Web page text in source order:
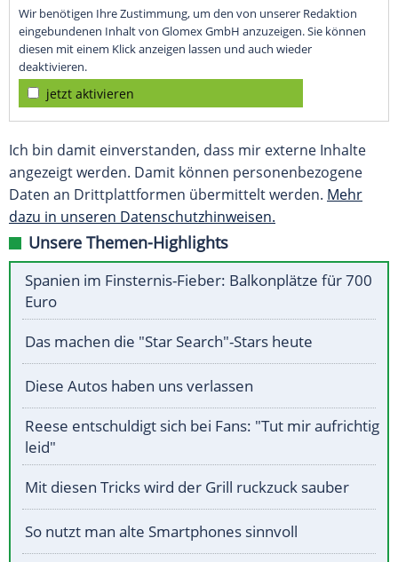
Wir benötigen Ihre Zustimmung, um den von unserer Redaktion
eingebundenen Inhalt von Glomex GmbH anzuzeigen. Sie können
diesen mit einem Klick anzeigen lassen und auch wieder
deaktivieren.
jetzt aktivieren
Ich bin damit einverstanden, dass mir externe Inhalte
angezeigt werden. Damit können personenbezogene
Daten an Drittplattformen übermittelt werden. Mehr
dazu in unseren Datenschutzhinweisen.
Unsere Themen-Highlights
Spanien im Finsternis-Fieber: Balkonplätze für 700
Euro
Das machen die "Star Search"-Stars heute
Diese Autos haben uns verlassen
Reese entschuldigt sich bei Fans: "Tut mir aufrichtig
leid"
Mit diesen Tricks wird der Grill ruckzuck sauber
So nutzt man alte Smartphones sinnvoll